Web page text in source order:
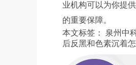
业机构可以为你提
的重要保障。
本文标签：
泉州中
后反黑和色素沉着